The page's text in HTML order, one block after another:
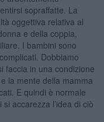
sopraffatte. La
oggettiva relativa al
e della coppia,
I bambini sono
Dobbiamo
faccia in una condizione
la mente della mamma
E quindi è normale
accarezza l’idea di ciò